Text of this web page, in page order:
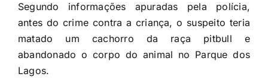
Segundo informações apuradas pela polícia,
antes do crime contra a criança, o suspeito teria
matado um cachorro da raça pitbull e
abandonado o corpo do animal no Parque dos
Lagos.